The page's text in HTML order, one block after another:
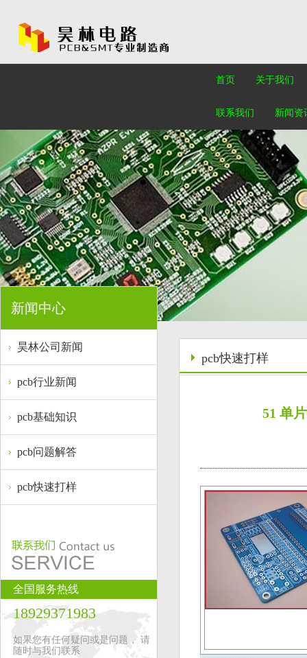
首页 关于我们
联系我们 新闻资
新闻中心
昊林公司新闻
pcb行业新闻
pcb基础知识
pcb问题解答
pcb快速打样
全国服务热线
18929371983
如果您有任何疑问或是问题， 请
随时与我们联系
pcb快速打样
51 单